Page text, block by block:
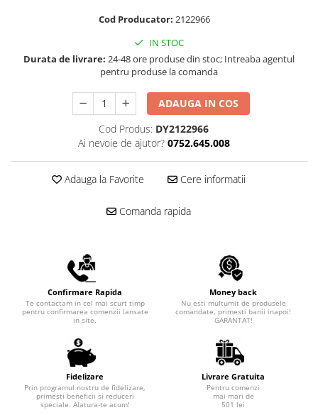
Extractoare suruburi uzate si
Dalti electricieni si punctatoare
Reinnsteig
Cod Producator: 2122966
IN STOC
Durata de livrare: 24-48 ore produse din stoc; Intreaba agentul
pentru produse la comanda
ADAUGA IN COS
Cod Produs: DY2122966
Ai nevoie de ajutor? 0752.645.008
Adauga la Favorite Cere informatii
Comanda rapida
Confirmare Rapida
Te contactam in cel mai scurt timp
pentru confirmarea comenzii lansate
in site.
Money back
Nu esti multumit de produsele
comandate, primesti banii inapoi!
GARANTAT!
Fidelizare
Prin programul nostru de fidelizare,
primesti beneficii si reduceri
speciale. Alatura-te acum!
Livrare Gratuita
Pentru comenzi
mai mari de
501 lei